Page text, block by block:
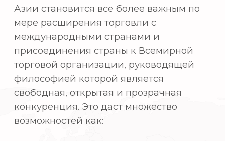
Снижение таможенных тарифов
позволяет потребителям
приобретать недорогие,
качественные товары и услуги.
Стоимость логистики существенно
снижается.
Чем ниже цена импортного сырья,
тем ниже цена конечной продукции
отечественного производства.
Доминирующее положение
некоторых монополистических
предприятий в стране будет